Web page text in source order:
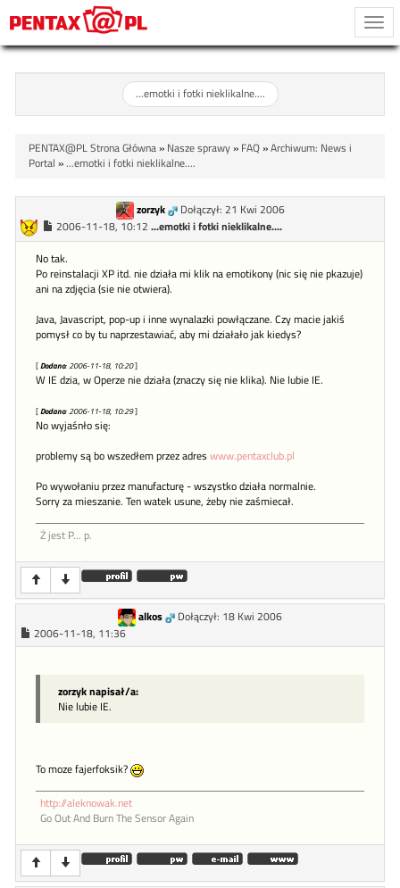
...emotki i fotki nieklikalne....
PENTAX@PL Strona Główna» Nasze sprawy» FAQ»Archiwum: News i
Portal »...emotki i fotki nieklikalne....
zorzyk
Dołączył: 21 Kwi 2006
2006-11-18, 10:12 ...emotki i fotki nieklikalne....
No tak.
Po reinstalacji XP itd. nie działa mi klik na emotikony (nic się nie pkazuje)
ani na zdjęcia (sie nie otwiera).
Java, Javascript, pop-up i inne wynalazki powłączane. Czy macie jakiś
pomysł co by tu naprzestawiać, aby mi działało jak kiedys?
[Dodano: 2006-11-18, 10:20]
W IE dzia, w Operze nie działa (znaczy się nie klika). Nie lubie IE.
[Dodano: 2006-11-18, 10:29]
No wyjaśnło się:
problemy są bo wszedłem przez adres www.pentaxclub.pl
Po wywołaniu przez manufacturę - wszystko działa normalnie.
Sorry za mieszanie. Ten watek usune, żeby nie zaśmiecał.
Ż jest P... p.
alkos
Dołączył: 18 Kwi 2006
2006-11-18, 11:36
zorzyk napisał/a:
Nie lubie IE.
To moze fajerfoksik?
http://aleknowak.net
Go Out And Burn The Sensor Again